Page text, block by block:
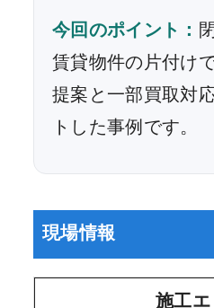
今回のポイント：
賃貸物件の片付け
提案と一部買取対
トした事例です。
現場情報
施工